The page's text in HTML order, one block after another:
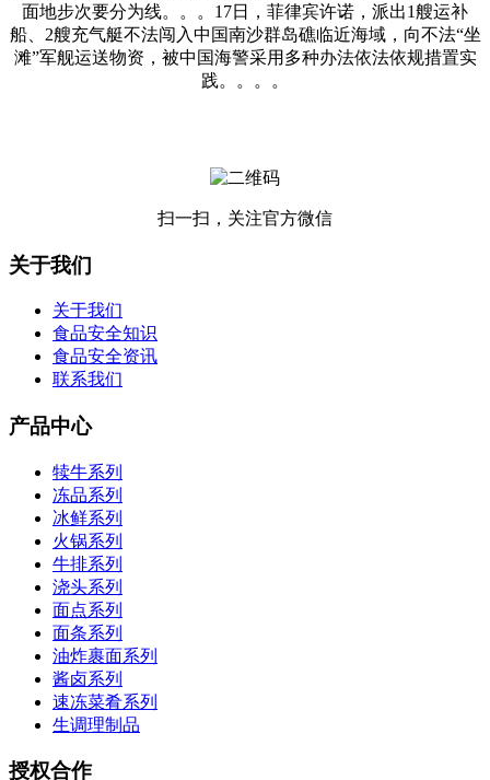
面地步次要分为线。。。17日，菲律宾许诺，派出1艘运补
船、2艘充气艇不法闯入中国南沙群岛礁临近海域，向不法“坐
滩”军舰运送物资，被中国海警采用多种办法依法依规措置实
践。。。。
扫一扫，关注官方微信
关于我们
关于我们
食品安全知识
食品安全资讯
联系我们
产品中心
犊牛系列
冻品系列
冰鲜系列
火锅系列
牛排系列
浇头系列
面点系列
面条系列
油炸裹面系列
酱卤系列
速冻菜肴系列
生调理制品
授权合作